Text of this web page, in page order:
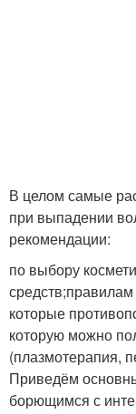
В целом самые
при выпадении
рекомендации:
по выбору
которые
которую можно
(плазмотерапия,
Приведём
борющимся с